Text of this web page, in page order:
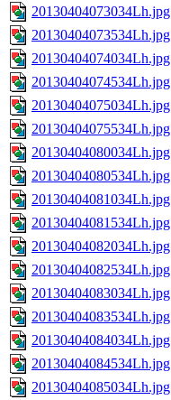
20130404073034Lh.jpg
20130404073534Lh.jpg
20130404074034Lh.jpg
20130404074534Lh.jpg
20130404075034Lh.jpg
20130404075534Lh.jpg
20130404080034Lh.jpg
20130404080534Lh.jpg
20130404081034Lh.jpg
20130404081534Lh.jpg
20130404082034Lh.jpg
20130404082534Lh.jpg
20130404083034Lh.jpg
20130404083534Lh.jpg
20130404084034Lh.jpg
20130404084534Lh.jpg
20130404085034Lh.jpg